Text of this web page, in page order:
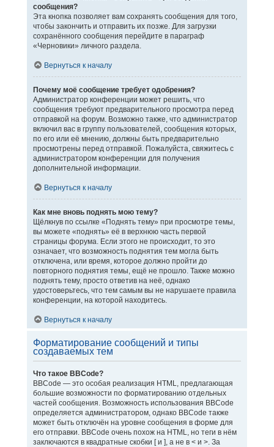
сообщения?
Эта кнопка позволяет вам сохранять сообщения для того,
чтобы закончить и отправить их позже. Для загрузки
сохранённого сообщения перейдите в параграф
«Черновики» личного раздела.
Вернуться к началу
Почему моё сообщение требует одобрения?
Администратор конференции может решить, что
сообщения требуют предварительного просмотра перед
отправкой на форум. Возможно также, что администратор
включил вас в группу пользователей, сообщения которых,
по его или её мнению, должны быть предварительно
просмотрены перед отправкой. Пожалуйста, свяжитесь с
администратором конференции для получения
дополнительной информации.
Вернуться к началу
Как мне вновь поднять мою тему?
Щёлкнув по ссылке «Поднять тему» при просмотре темы,
вы можете «поднять» её в верхнюю часть первой
страницы форума. Если этого не происходит, то это
означает, что возможность поднятия тем могла быть
отключена, или время, которое должно пройти до
повторного поднятия темы, ещё не прошло. Также можно
поднять тему, просто ответив на неё, однако
удостоверьтесь, что тем самым вы не нарушаете правила
конференции, на которой находитесь.
Вернуться к началу
Форматирование сообщений и типы
создаваемых тем
Что такое BBCode?
BBCode — это особая реализация HTML, предлагающая
большие возможности по форматированию отдельных
частей сообщения. Возможность использования BBCode
определяется администратором, однако BBCode также
может быть отключён на уровне сообщения в форме для
его отправки. BBCode очень похож на HTML, но теги в нём
заключаются в квадратные скобки [ и ], а не в < и >. За